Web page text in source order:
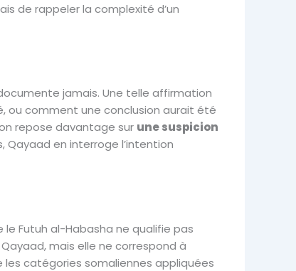
de rappeler la complexité d’un
jamais. Une telle affirmation
ou comment une conclusion aurait été
repose davantage sur une suspicion
Qayaad en interroge l’intention
le Futuh al-Habasha ne qualifie pas
mais elle ne correspond à
les catégories somaliennes appliquées